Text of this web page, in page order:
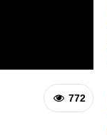
772